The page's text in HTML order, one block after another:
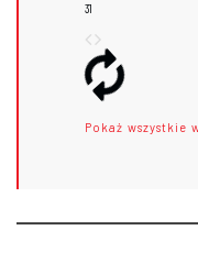
31
Pokaż wszystkie